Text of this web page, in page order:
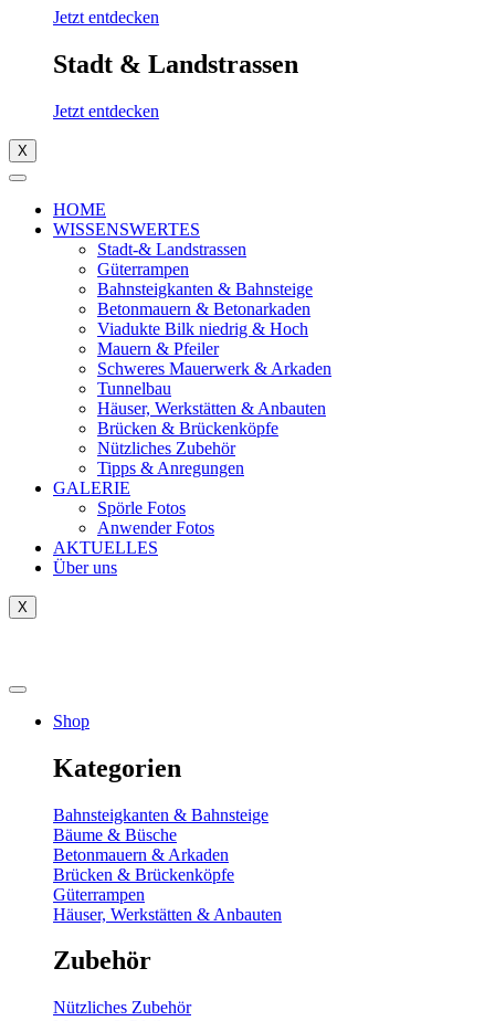
Jetzt entdecken
Stadt & Landstrassen
Jetzt entdecken
X
HOME
WISSENSWERTES
Stadt-& Landstrassen
Güterrampen
Bahnsteigkanten & Bahnsteige
Betonmauern & Betonarkaden
Viadukte Bilk niedrig & Hoch
Mauern & Pfeiler
Schweres Mauerwerk & Arkaden
Tunnelbau
Häuser, Werkstätten & Anbauten
Brücken & Brückenköpfe
Nützliches Zubehör
Tipps & Anregungen
GALERIE
Spörle Fotos
Anwender Fotos
AKTUELLES
Über uns
X
Shop
Kategorien
Bahnsteigkanten & Bahnsteige
Bäume & Büsche
Betonmauern & Arkaden
Brücken & Brückenköpfe
Güterrampen
Häuser, Werkstätten & Anbauten
Zubehör
Nützliches Zubehör